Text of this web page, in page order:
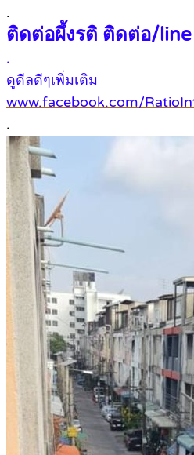
.
ติดต่อผึ้งรติ ติดต่อ/
.
ดูดีลดีๆเพิ่มเติม
www.facebook.com/
.